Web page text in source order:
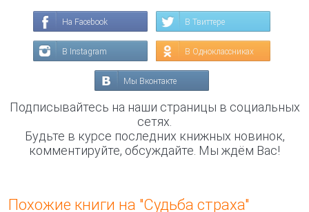
На Facebook В Твиттере
В Instagram В Одноклассниках
Мы Вконтакте
Подписывайтесь на наши страницы в социальных
сетях.
Будьте в курсе последних книжных новинок,
комментируйте, обсуждайте. Мы ждём Вас!
Похожие книги на "Судьба страха"